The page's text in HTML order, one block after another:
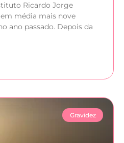
Ricardo Jorge
em média mais nove
ano passado. Depois da
Gravidez